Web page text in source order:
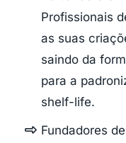
Profissionais
as suas
saindo da
para a
shelf-life.
Fundadores